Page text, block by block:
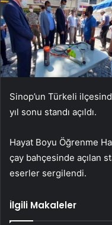
Sinop’un Türkeli
yıl sonu standı açıldı.
Hayat Boyu Öğrenme
çay bahçesinde açılan
eserler sergilendi.
İlgili Makaleler